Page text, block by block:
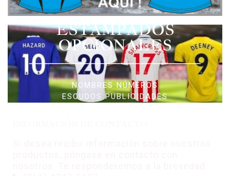
ESTAMPADOS
OPCIONALES
NOMBRES NÚMEROS
ESCUDOS PUBLICIDADES